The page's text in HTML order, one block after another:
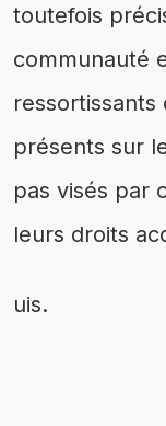
toutefois
communauté
ressortissants
présents sur
pas visés par
leurs droits
uis.